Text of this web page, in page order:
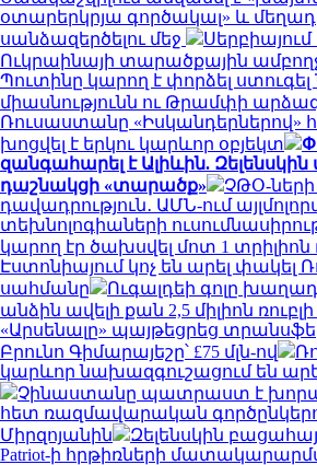
օտարերկրյա գործակալ» և
սանձազերծելու մեջ
Ուկրաինայի տարածքային
Պուտինը կարող է փորձել
միասնությունն ու Թրամփի
Ռուսաստանը «Իսկանդերներով»
խոցվել է երկու կարևոր օբյեկտ
զանգահարել է Ալիևին. Զելենսկին
դաշնակցի «տարածք»
ՉԹՕ-ների
դավադրություն․ ԱՄՆ-ում
տեխնոլոգիաների
կարող էր ծախսվել մոտ 1 տրիլիոն
Էստոնիայում կոչ են արել
սահմանը
Ուգալդեի գոլը
անձին ավելի քան 2,5 միլիոն ռուբլի
«Արսենալը» պայթեցրեց
Բրունո Գիմարայեշը՝ £75 մլն-ով
կարևոր նախազգուշացում են
Չինաստանը պատրաստ է
հետ ռազմավարական
Միրզոյանին
Զելենսկին
Patriot-ի հրթիռների